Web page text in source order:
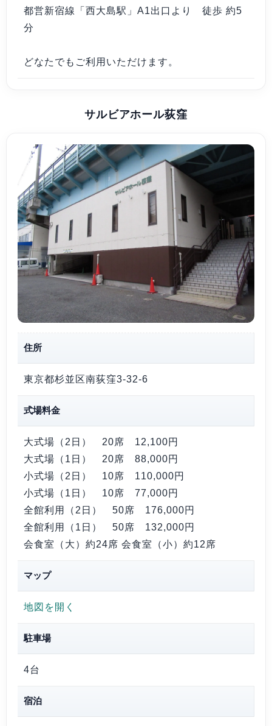
都営新宿線「西大島駅」A1出口より 徒歩 約5
分
どなたでもご利用いただけます。
サルビアホール荻窪
住所
東京都杉並区南荻窪3-32-6
式場料金
大式場（2日） 20席 12,100円
大式場（1日） 20席 88,000円
小式場（2日） 10席 110,000円
小式場（1日） 10席 77,000円
全館利用（2日） 50席 176,000円
全館利用（1日） 50席 132,000円
会食室（大）約24席 会食室（小）約12席
マップ
地図を開く
駐車場
4台
宿泊